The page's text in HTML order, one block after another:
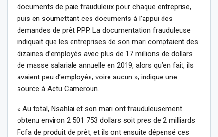
documents de paie frauduleux pour chaque entreprise,
puis en soumettant ces documents à l’appui des
demandes de prêt PPP. La documentation frauduleuse
indiquait que les entreprises de son mari comptaient des
dizaines d’employés avec plus de 17 millions de dollars
de masse salariale annuelle en 2019, alors qu’en fait, ils
avaient peu d’employés, voire aucun », indique une
source à Actu Cameroun.
« Au total, Nsahlai et son mari ont frauduleusement
obtenu environ 2 501 753 dollars soit près de 2 milliards
Fcfa de produit de prêt, et ils ont ensuite dépensé ces